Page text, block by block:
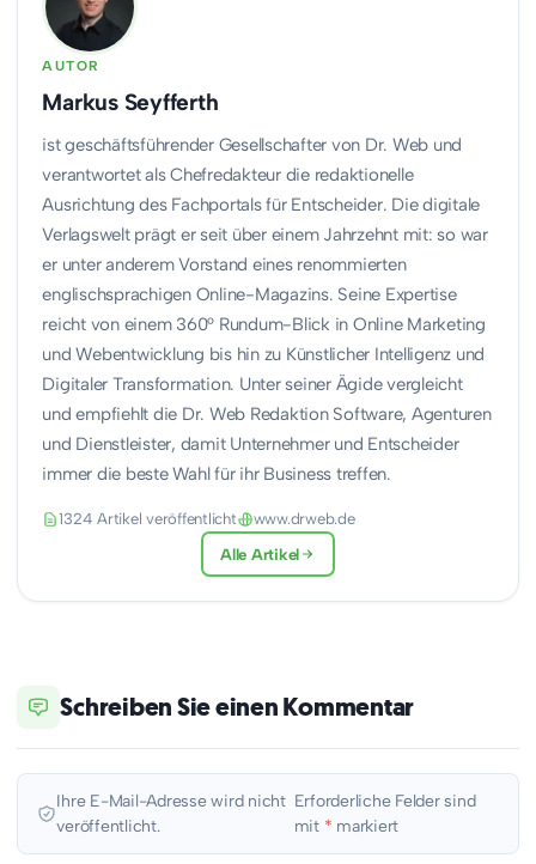
AUTOR
Markus Seyfferth
ist geschäftsführender Gesellschafter von Dr. Web und
verantwortet als Chefredakteur die redaktionelle
Ausrichtung des Fachportals für Entscheider. Die digitale
Verlagswelt prägt er seit über einem Jahrzehnt mit: so war
er unter anderem Vorstand eines renommierten
englischsprachigen Online-Magazins. Seine Expertise
reicht von einem 360° Rundum-Blick in Online Marketing
und Webentwicklung bis hin zu Künstlicher Intelligenz und
Digitaler Transformation. Unter seiner Ägide vergleicht
und empfiehlt die Dr. Web Redaktion Software, Agenturen
und Dienstleister, damit Unternehmer und Entscheider
immer die beste Wahl für ihr Business treffen.
1324 Artikel veröffentlicht www.drweb.de
Alle Artikel
Schreiben Sie einen Kommentar
Ihre E-Mail-Adresse wird nicht
veröffentlicht.
Erforderliche Felder sind
mit * markiert